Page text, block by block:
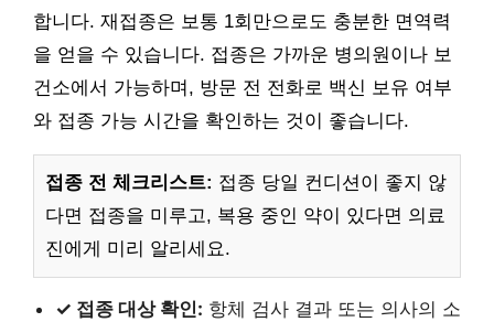
합니다. 재접종은 보통 1회만으로도 충분한 면역력
을 얻을 수 있습니다. 접종은 가까운 병의원이나 보
건소에서 가능하며, 방문 전 전화로 백신 보유 여부
와 접종 가능 시간을 확인하는 것이 좋습니다.
접종 전 체크리스트: 접종 당일 컨디션이 좋지 않
다면 접종을 미루고, 복용 중인 약이 있다면 의료
진에게 미리 알리세요.
✓ 접종 대상 확인: 항체 검사 결과 또는 의사의 소